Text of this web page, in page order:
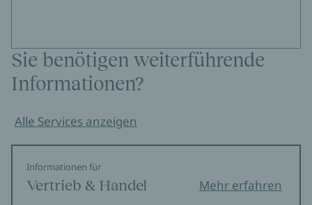
Sie benötigen weiterführende
Informationen?
Alle Services anzeigen
Informationen für
Vertrieb & Handel Mehr erfahren